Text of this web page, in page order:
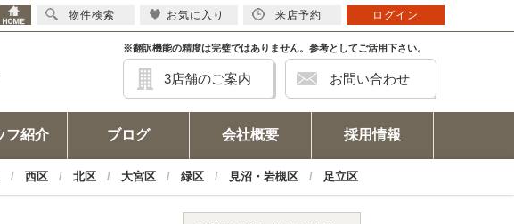
※翻訳機能の精度は完璧ではありません。参考としてご活用下さい。
3店舗のご案内 お問い合わせ
フ紹介 ブログ 会社概要 採用情報
西区 北区 大宮区 緑区 見沼・岩槻区 足立区
物件検索 お気に入り 来店予約 ログイン